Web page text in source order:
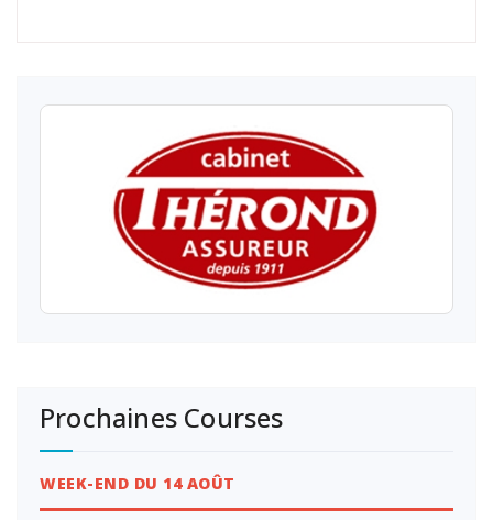
Prochaines Courses
WEEK-END DU 14 AOÛT